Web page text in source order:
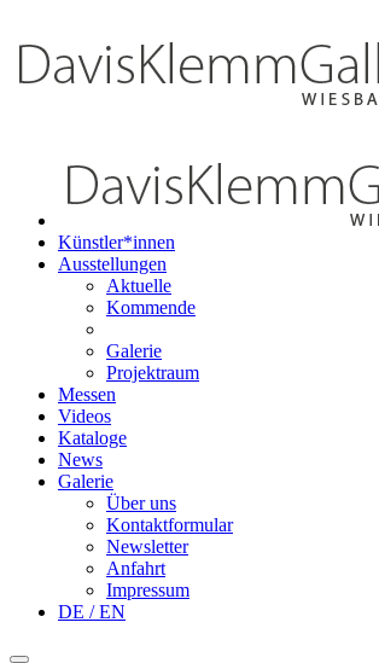
Künstler*innen
Ausstellungen
Aktuelle
Kommende
Galerie
Projektraum
Messen
Videos
Kataloge
News
Galerie
Über uns
Kontaktformular
Newsletter
Anfahrt
Impressum
DE / EN